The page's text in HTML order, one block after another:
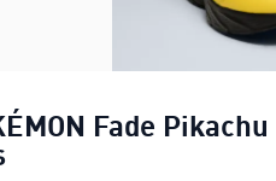
Fade Pikachu